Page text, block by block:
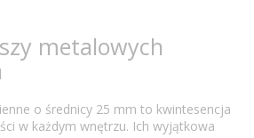
metalowych
o średnicy 25 mm to kwintesencja
w każdym wnętrzu. Ich wyjątkowa